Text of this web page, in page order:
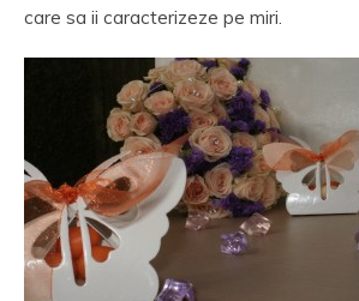
care sa ii caracterizeze pe miri.